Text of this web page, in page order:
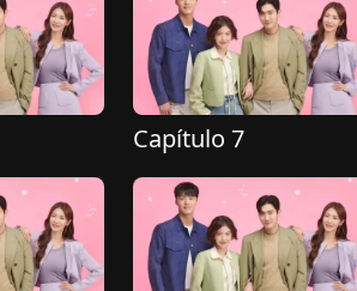
Capítulo 7